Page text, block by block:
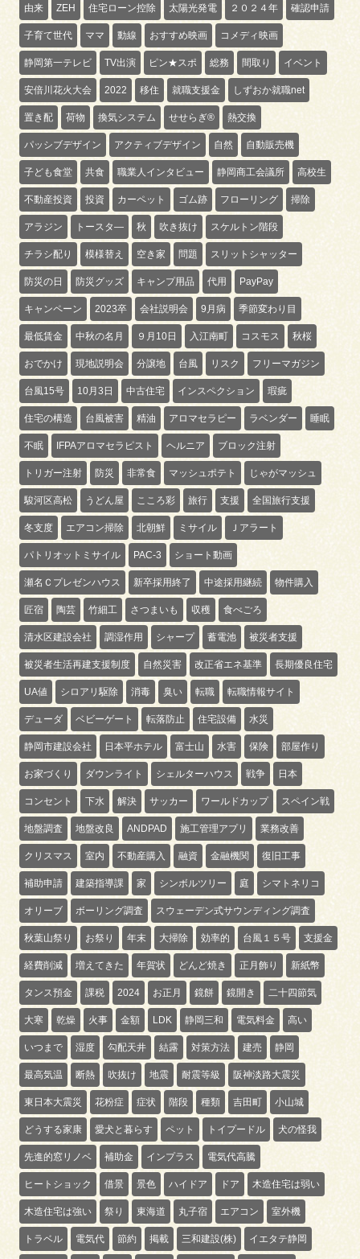
由来 ZEH 住宅ローン控除 太陽光発電 ２０２４年 確認申請
子育て世代 ママ 動線 おすすめ映画 コメディ映画
静岡第一テレビ TV出演 ピン★スポ 総務 間取り イベント
安倍川花火大会 2022 移住 就職支援金 しずおか就職net
置き配 荷物 換気システム せせらぎ® 熱交換
パッシブデザイン アクティブデザイン 自然 自動販売機
子ども食堂 共食 職業人インタビュー 静岡商工会議所 高校生
不動産投資 投資 カーペット ゴム跡 フローリング 掃除
アラジン トースタ― 秋 吹き抜け スケルトン階段
チラシ配り 模様替え 空き家 問題 スリットシャッター
防災の日 防災グッズ キャンプ用品 代用 PayPay
キャンペーン 2023卒 会社説明会 9月病 季節変わり目
最低賃金 中秋の名月 ９月10日 入江南町 コスモス 秋桜
おでかけ 現地説明会 分譲地 台風 リスク フリーマガジン
台風15号 10月3日 中古住宅 インスペクション 瑕疵
住宅の構造 台風被害 精油 アロマセラピー ラベンダー 睡眠
不眠 IFPAアロマセラピスト ヘルニア ブロック注射
トリガー注射 防災 非常食 マッシュポテト じゃがマッシュ
駿河区高松 うどん屋 こころ彩 旅行 支援 全国旅行支援
冬支度 エアコン掃除 北朝鮮 ミサイル Ｊアラート
パトリオットミサイル PAC-3 ショート動画
瀬名Ｃプレゼンハウス 新卒採用終了 中途採用継続 物件購入
匠宿 陶芸 竹細工 さつまいも 収穫 食べごろ
清水区建設会社 調湿作用 シャープ 蓄電池 被災者支援
被災者生活再建支援制度 自然災害 改正省エネ基準 長期優良住宅
UA値 シロアリ駆除 消毒 臭い 転職 転職情報サイト
デューダ ベビーゲート 転落防止 住宅設備 水災
静岡市建設会社 日本平ホテル 富士山 水害 保険 部屋作り
お家づくり ダウンライト シェルターハウス 戦争 日本
コンセント 下水 解決 サッカー ワールドカップ スペイン戦
地盤調査 地盤改良 ANDPAD 施工管理アプリ 業務改善
クリスマス 室内 不動産購入 融資 金融機関 復旧工事
補助申請 建築指導課 家 シンボルツリー 庭 シマトネリコ
オリーブ ボーリング調査 スウェーデン式サウンディング調査
秋葉山祭り お祭り 年末 大掃除 効率的 台風１５号 支援金
経費削減 増えてきた 年賀状 どんど焼き 正月飾り 新紙幣
タンス預金 課税 2024 お正月 鏡餅 鏡開き 二十四節気
大寒 乾燥 火事 金額 LDK 静岡三和 電気料金 高い
いつまで 湿度 勾配天井 結露 対策方法 建売 静岡
最高気温 断熱 吹抜け 地震 耐震等級 阪神淡路大震災
東日本大震災 花粉症 症状 階段 種類 吉田町 小山城
どうする家康 愛犬と暮らす ペット トイプードル 犬の怪我
先進的窓リノベ 補助金 インプラス 電気代高騰
ヒートショック 借景 景色 ハイドア ドア 木造住宅は弱い
木造住宅は強い 祭り 東海道 丸子宿 エアコン 室外機
トラベル 電気代 節約 掲載 三和建設(株) イエタテ静岡